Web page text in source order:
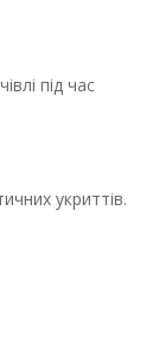
під час
укриттів.